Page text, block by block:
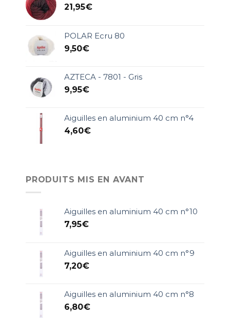
21,95€
POLAR Ecru 80
9,50€
AZTECA - 7801 - Gris
9,95€
Aiguilles en aluminium 40 cm n°4
4,60€
PRODUITS MIS EN AVANT
Aiguilles en aluminium 40 cm n°10
7,95€
Aiguilles en aluminium 40 cm n°9
7,20€
Aiguilles en aluminium 40 cm n°8
6,80€